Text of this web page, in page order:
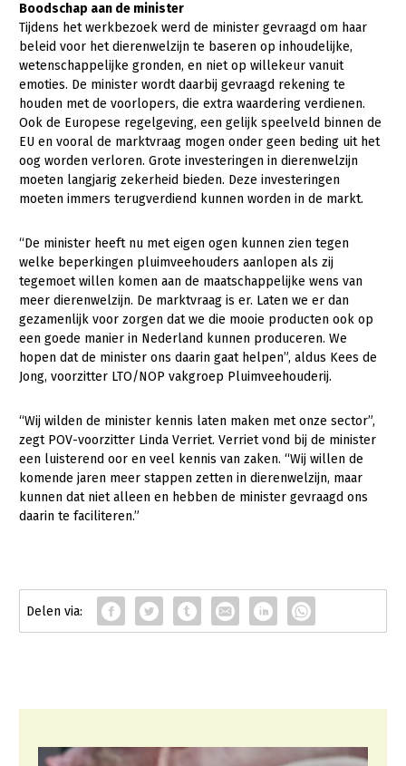
Geitenhouderij
Kalverhouderij
Konijnenhouderij
Melkveehouderij
Paardenhouderij
Pluimveehouderij
Schapenhouderij
Varkenshouderij
Vleesveehouderij
Akkerbouw
Biologische Landbouw
Bollenteelt
Bomen, vaste planten en zomerbloemen
Fruitteelt
Glastuinbouw
Paddenstoelen
Vollegrondsgroente
Multifunctionele landbouw
Multifunctioneel
Vrouw en Bedrijf
Onderwerpen
Nieuws
Nieuwsabonnement
Webinars
Over LTO
LTO Nederland
Mensen
Bestuur en Directie
Medewerkers
Vakgroepbestuurders
Jaarverslag 2023
Vacatures
Pers
Boodschap aan de minister
Tijdens het werkbezoek werd de minister gevraagd om haar
beleid voor het dierenwelzijn te baseren op inhoudelijke,
wetenschappelijke gronden, en niet op willekeur vanuit
emoties. De minister wordt daarbij gevraagd rekening te
houden met de voorlopers, die extra waardering verdienen.
Ook de Europese regelgeving, een gelijk speelveld binnen de
EU en vooral de marktvraag mogen onder geen beding uit het
oog worden verloren. Grote investeringen in dierenwelzijn
moeten langjarig zekerheid bieden. Deze investeringen
moeten immers terugverdiend kunnen worden in de markt.
“De minister heeft nu met eigen ogen kunnen zien tegen
welke beperkingen pluimveehouders aanlopen als zij
tegemoet willen komen aan de maatschappelijke wens van
meer dierenwelzijn. De marktvraag is er. Laten we er dan
gezamenlijk voor zorgen dat we die mooie producten ook op
een goede manier in Nederland kunnen produceren. We
hopen dat de minister ons daarin gaat helpen”, aldus Kees de
Jong, voorzitter LTO/NOP vakgroep Pluimveehouderij.
“Wij wilden de minister kennis laten maken met onze sector”,
zegt POV-voorzitter Linda Verriet. Verriet vond bij de minister
een luisterend oor en veel kennis van zaken. “Wij willen de
komende jaren meer stappen zetten in dierenwelzijn, maar
kunnen dat niet alleen en hebben de minister gevraagd ons
daarin te faciliteren.”